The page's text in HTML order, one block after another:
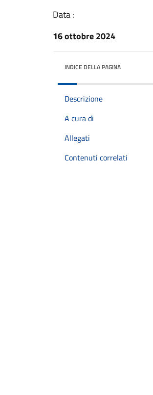
Data :
16 ottobre 2024
INDICE DELLA PAGINA
Descrizione
A cura di
Allegati
Contenuti correlati